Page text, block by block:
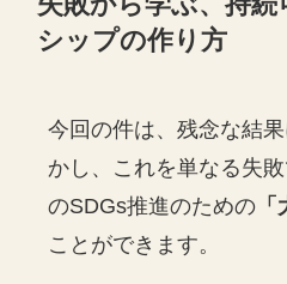
シップの作り方
今回の件は、残念な結
かし、これを単なる失
のSDGs推進のための
ことができます。